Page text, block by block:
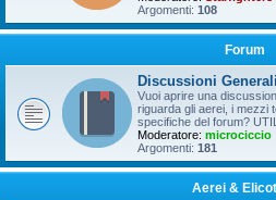
Argomenti: 108
Forum
Discussioni Generali
Vuoi aprire una
riguarda gli aerei, i mezzi
specifiche del forum?
Moderatore: microciccio
Argomenti: 181
Aerei &